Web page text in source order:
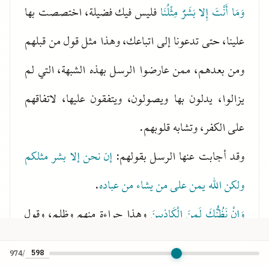
وَمَا أَنْتَ إِلا بَشَرٌ مِثْلُنَافليس فيك فضيلة، اختصصت بها
علينا، حتى تدعونا إلى اتباعك، وهذا مثل قول من قبلهم
ومن بعدهم، ممن عارضوا الرسل بهذه الشبهة، التي لم
يزالوا، يدلون بها ويصولون، ويتفقون عليها، لاتفاقهم
على الكفر، وتشابه قلوبهم.
وقد أجابت عنها الرسل بقولهم: إن نحن إلا بشر مثلكم
ولكن الله يمن على من يشاء من عباده.
وَإِنْ نَظُنُّكَ لَمِنَ الْكَاذِبِينَوهذا جراءة منهم وظلم، وقول
زور، قد انطووا على خلافه، فإنه ما من رسول من
/
974